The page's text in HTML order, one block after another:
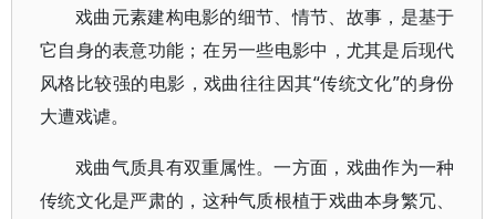
戏曲元素建构电影的细节、情节、故事，是基于
它自身的表意功能；在另一些电影中，尤其是后现代
风格比较强的电影，戏曲往往因其“传统文化”的身份
大遭戏谑。
戏曲气质具有双重属性。一方面，戏曲作为一种
传统文化是严肃的，这种气质根植于戏曲本身繁冗、